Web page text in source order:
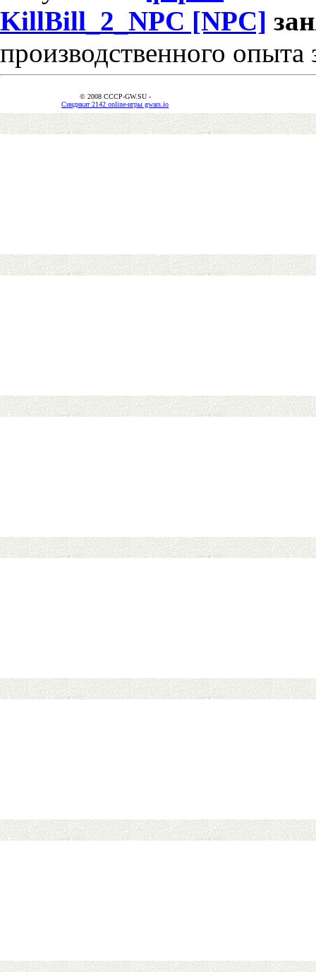
KillBill_2_NPC [NPC]
производственного опыта
© 2008 CCCP-GW.SU -
Синдикат 2142 online-игры gwars.io